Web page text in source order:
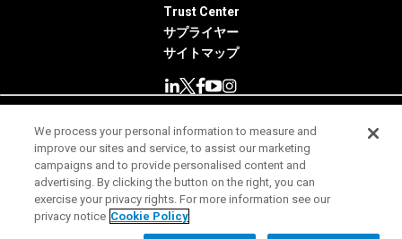
Trust Center
サプライヤー
サイトマップ
© 2026 Minitab, LLC. All Rights Reserved.
使用条件
プライバシー通知
法務
We process your personal information to measure and
improve our sites and service, to assist our marketing
campaigns and to provide personalised content and
advertising. By clicking the button on the right, you can
exercise your privacy rights. For more information see our
privacy notice Cookie Policy